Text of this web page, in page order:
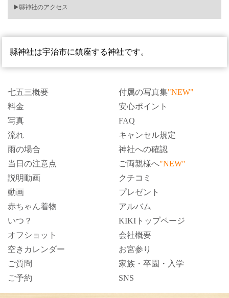
▶️縣神社のアクセス
縣神社は宇治市に鎮座する神社です。
七五三概要
料金
写真
流れ
雨の場合
当日の注意点
説明動画
動画
赤ちゃん着物
いつ？
オフショット
空きカレンダー
ご質問
ご予約
付属の写真集"NEW"
安心ポイント
FAQ
キャンセル規定
神社への確認
ご両親様へ"NEW"
クチコミ
プレゼント
アルバム
KIKIトップページ
会社概要
お宮参り
家族・卒園・入学
SNS